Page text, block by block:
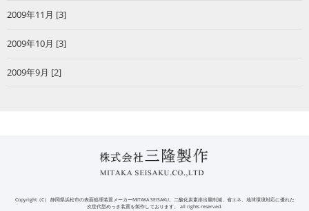
2009年11月 [3]
2009年10月 [3]
2009年9月 [2]
Copyright（C） 静岡県浜松市の表面処理装置メーカーMITAKA SEISAKU。二酸化炭素排出量削減、省エネ、地球環境対応に優れた
次世代型めっき装置を製作しております。 all rights reserved.